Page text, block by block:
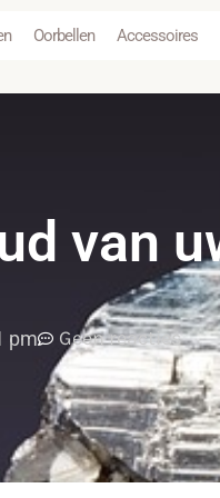
Oorbellen Accessoires
van
pm Geen reacties